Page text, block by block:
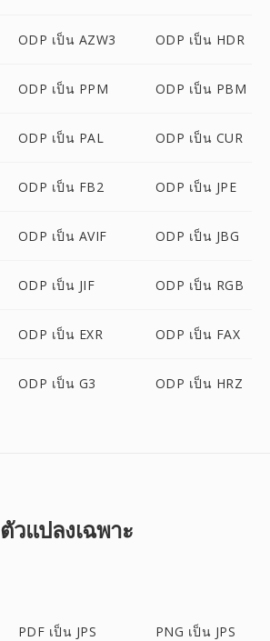
ODP เป็น AZW3 ODP เป็น HDR
ODP เป็น PPM ODP เป็น PBM
ODP เป็น PAL ODP เป็น CUR
ODP เป็น FB2 ODP เป็น JPE
ODP เป็น AVIF ODP เป็น JBG
ODP เป็น JIF ODP เป็น RGB
ODP เป็น EXR ODP เป็น FAX
ODP เป็น G3 ODP เป็น HRZ
ตัวแปลงเฉพาะ
PDF เป็น JPS PNG เป็น JPS